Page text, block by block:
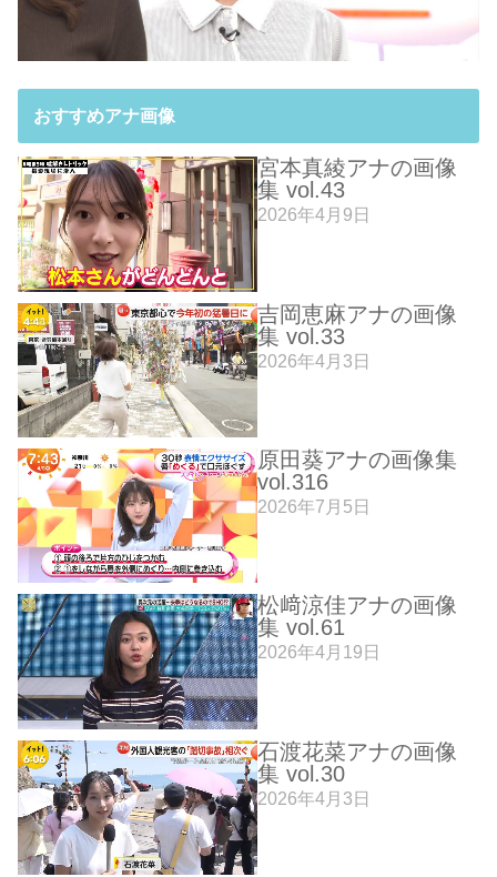
おすすめアナ画像
宮本真綾アナの画像
集 vol.43
2026年4月9日
吉岡恵麻アナの画像
集 vol.33
2026年4月3日
原田葵アナの画像集
vol.316
2026年7月5日
松﨑涼佳アナの画像
集 vol.61
2026年4月19日
石渡花菜アナの画像
集 vol.30
2026年4月3日